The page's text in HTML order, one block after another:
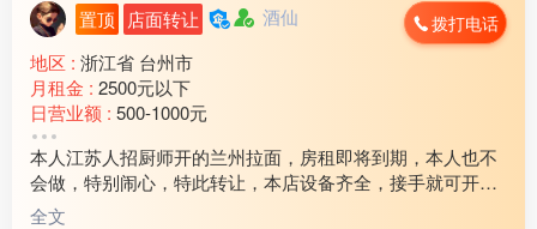
置顶 店面转让 酒仙 拨打电话
地区 : 浙江省 台州市
月租金 : 2500元以下
日营业额 : 500-1000元
转让费 :
店面面积 :30㎡ (平米)
周边环境 :工厂 小区 商超 车站
店内设施 :
本人江苏人招厨师开的兰州拉面，房租即将到期，本人也不
会做，特别闹心，特此转让，本店设备齐全，接手就可开
业，低价转让
全文